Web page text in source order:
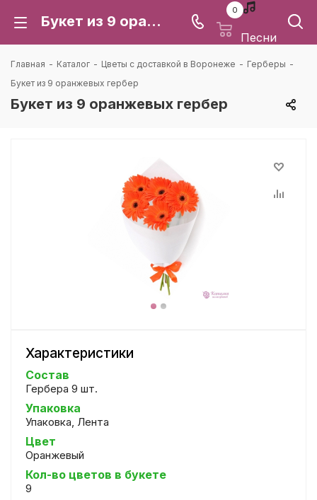
Букет из 9 оранжевых гербер: цена и доставка в Воронеже | Каталея
0
Песни
Главная - Каталог - Цветы с доставкой в Воронеже - Герберы -
Букет из 9 оранжевых гербер
Букет из 9 оранжевых гербер
Характеристики
Состав
Гербера 9 шт.
Упаковка
Упаковка, Лента
Цвет
Оранжевый
Кол-во цветов в букете
9